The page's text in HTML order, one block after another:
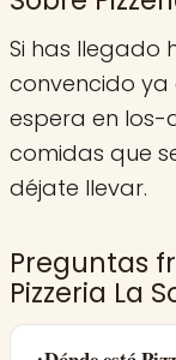
Si has llegado
convencido ya
espera en los-
comidas que
déjate llevar.
Preguntas
Pizzeria La